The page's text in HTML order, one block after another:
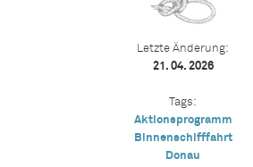
Letzte Änderung:
21. 04. 2026
Tags:
Aktionsprogramm
Binnenschifffahrt
Donau